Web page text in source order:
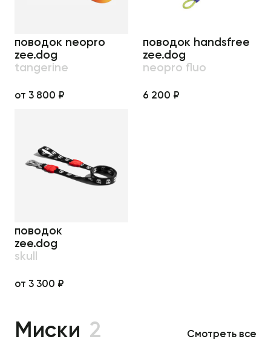
поводок neopro
zee.dog
tangerine
от 3 800 ₽
поводок handsfree
zee.dog
neopro fluo
6 200 ₽
поводок
zee.dog
skull
от 3 300 ₽
Миски 2 Смотреть все